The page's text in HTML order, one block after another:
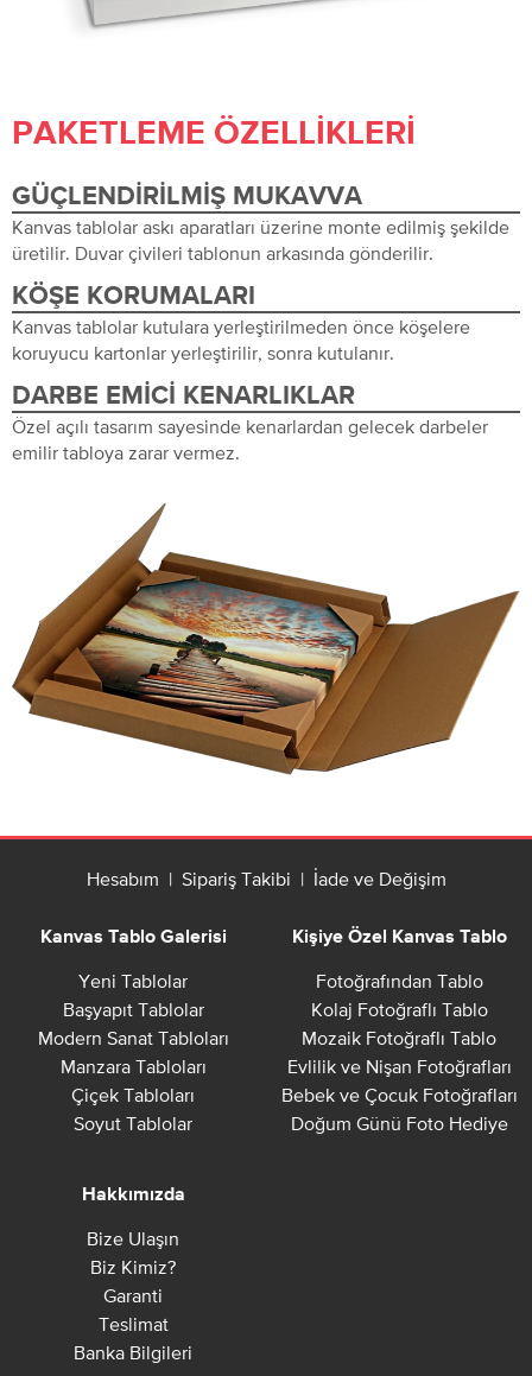
PAKETLEME ÖZELLIKLERI
GÜÇLENDIRILMIŞ MUKAVVA
Kanvas tablolar askı aparatları üzerine monte edilmiş şekilde
üretilir. Duvar çivileri tablonun arkasında gönderilir.
KÖŞE KORUMALARI
Kanvas tablolar kutulara yerleştirilmeden önce köşelere
koruyucu kartonlar yerleştirilir, sonra kutulanır.
DARBE EMICI KENARLIKLAR
Özel açılı tasarım sayesinde kenarlardan gelecek darbeler
emilir tabloya zarar vermez.
Hesabım | Sipariş Takibi | İade ve Değişim
Kanvas Tablo Galerisi
Yeni Tablolar
Başyapıt Tablolar
Modern Sanat Tabloları
Manzara Tabloları
Çiçek Tabloları
Soyut Tablolar
Kişiye Özel Kanvas Tablo
Fotoğrafından Tablo
Kolaj Fotoğraflı Tablo
Mozaik Fotoğraflı Tablo
Evlilik ve Nişan Fotoğrafları
Bebek ve Çocuk Fotoğrafları
Doğum Günü Foto Hediye
Hakkımızda
Bize Ulaşın
Biz Kimiz?
Garanti
Teslimat
Banka Bilgileri